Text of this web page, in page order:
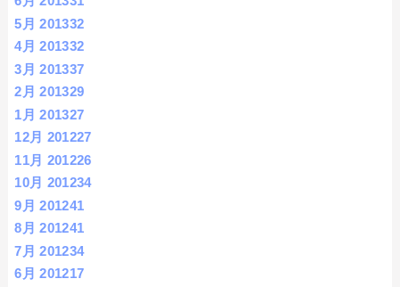
5月 201332
4月 201332
3月 201337
2月 201329
1月 201327
12月 201227
11月 201226
10月 201234
9月 201241
8月 201241
7月 201234
6月 201217